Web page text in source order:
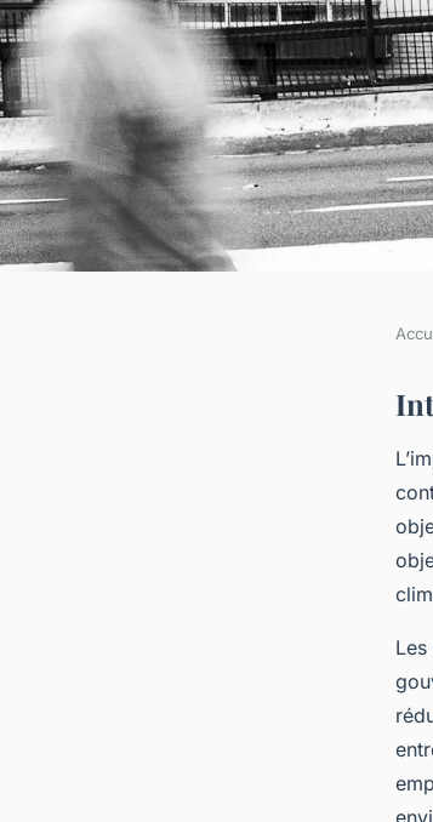
Motiver la
et régulations
émissions de
Les